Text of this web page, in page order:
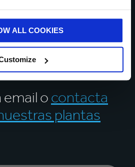
ALL COOKIES
podemos
a resolver tus
email ocontacta
plantas